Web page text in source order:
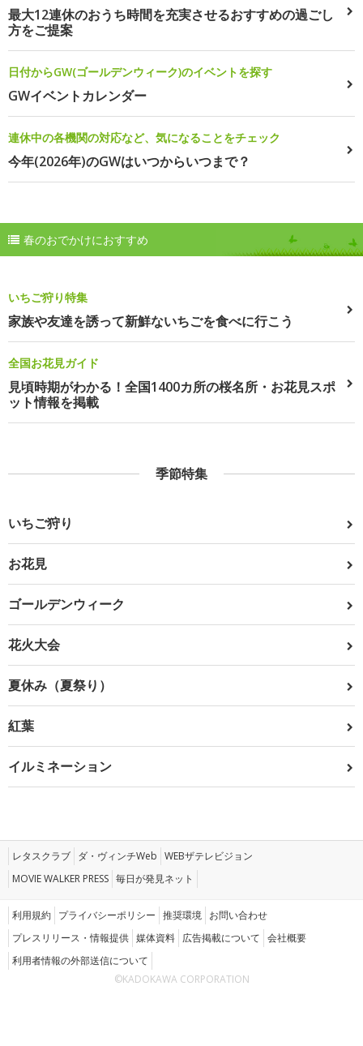
最大12連休のおうち時間を充実させるおすすめの過ごし
方をご提案
日付からGW(ゴールデンウィーク)のイベントを探す
GWイベントカレンダー
連休中の各機関の対応など、気になることをチェック
今年(2026年)のGWはいつからいつまで？
春のおでかけにおすすめ
いちご狩り特集
家族や友達を誘って新鮮ないちごを食べに行こう
全国お花見ガイド
見頃時期がわかる！全国1400カ所の桜名所・お花見スポ
ット情報を掲載
季節特集
いちご狩り
お花見
ゴールデンウィーク
花火大会
夏休み（夏祭り）
紅葉
イルミネーション
レタスクラブ ダ・ヴィンチWeb WEBザテレビジョン
MOVIE WALKER PRESS 毎日が発見ネット
利用規約 プライバシーポリシー 推奨環境 お問い合わせ
プレスリリース・情報提供 媒体資料 広告掲載について 会社概要
利用者情報の外部送信について
©KADOKAWA CORPORATION